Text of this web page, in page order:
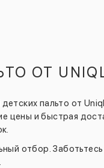
ОТ
пальто от
цены и быстрая
отбор.